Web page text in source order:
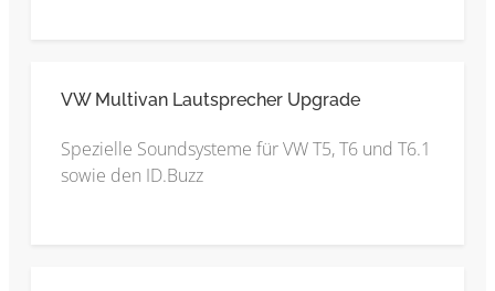
VW Multivan Lautsprecher Upgrade
Spezielle Soundsysteme für VW T5, T6 und T6.1
sowie den ID.Buzz